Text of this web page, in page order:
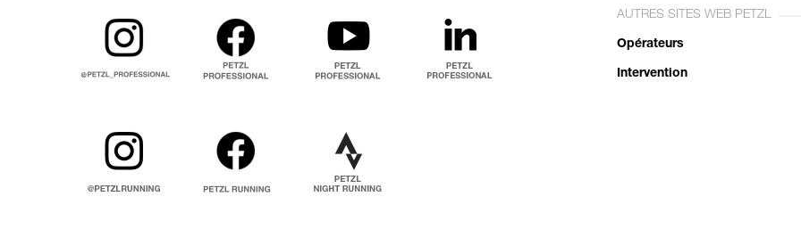
AUTRES SITES WEB PETZL
Opérateurs
Intervention